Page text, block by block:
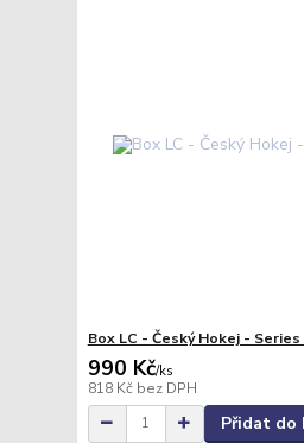
Box LC - Český Hokej -
990 Kč/ks
818 Kč bez DPH
Přidat do